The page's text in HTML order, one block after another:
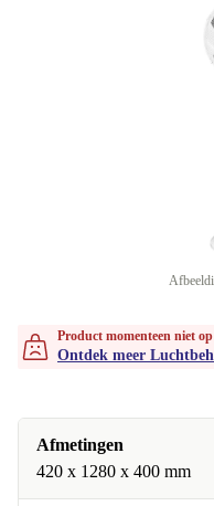
Product momenteen niet
Ontdek meer
Afmetingen
420 x 1280 x 400 mm